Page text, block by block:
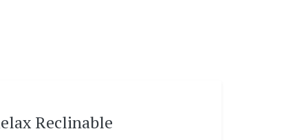
Reclinable